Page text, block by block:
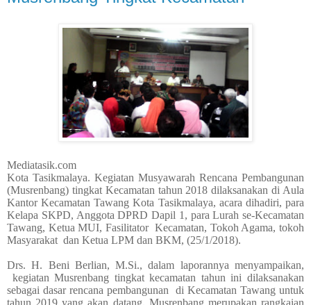
Mediatasik.com
Kota Tasikmalaya. Kegiatan Musyawarah Rencana Pembangunan
(Musrenbang) tingkat Kecamatan tahun 2018 dilaksanakan di Aula
Kantor Kecamatan Tawang Kota Tasikmalaya, acara dihadiri, para
Kelapa SKPD, Anggota DPRD Dapil 1, para Lurah se-Kecamatan
Tawang, Ketua MUI, Fasilitator Kecamatan, Tokoh Agama, tokoh
Masyarakat dan Ketua LPM dan BKM, (25/1/2018).
Drs. H. Beni Berlian, M.Si., dalam laporannya menyampaikan,
kegiatan Musrenbang tingkat kecamatan tahun ini dilaksanakan
sebagai dasar rencana pembangunan
di Kecamatan Tawang untuk
tahun 2019 yang akan datang. Musrenbang merupakan rangkaian